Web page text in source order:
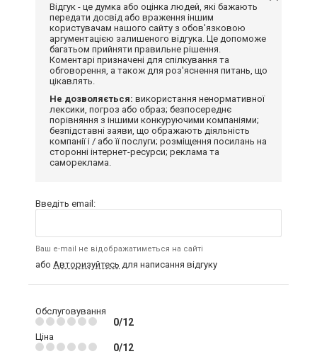
Відгук - це думка або оцінка людей, які бажають
передати досвід або враження іншим
користувачам нашого сайту з обов'язковою
аргументацією залишеного відгука. Це допоможе
багатьом прийняти правильне рішення.
Коментарі призначені для спілкування та
обговорення, а також для роз'яснення питань, що
цікавлять.
Не дозволяється: використання ненормативної
лексики, погроз або образ; безпосереднє
порівняння з іншими конкуруючими компаніями;
безпідставні заяви, що ображають діяльність
компанії і / або її послуги; розміщення посилань на
сторонні інтернет-ресурси; реклама та
самореклама.
Введіть email:
Ваш e-mail не відображатиметься на сайті
або Авторизуйтесь для написання відгуку
Обслуговування
0/12
Ціна
0/12